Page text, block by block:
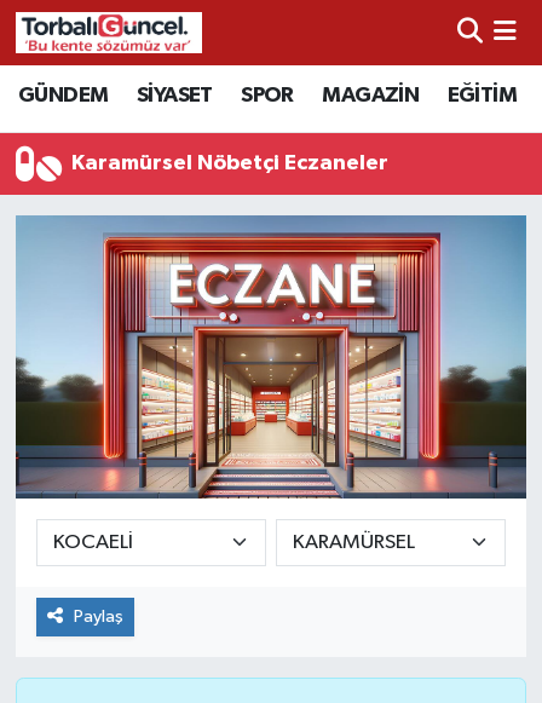
GÜNDEM SİYASET SPOR MAGAZİN EĞİTİM
Karamürsel Nöbetçi Eczaneler
Paylaş
İzmir Nöbetçi Eczaneler
İzmir Hava Durumu
İzmir Namaz Vakitleri
İzmir Trafik Yoğunluk Haritası
Süper Lig Puan Durumu ve Fikstür
Tüm Manşetler
Son Dakika Haberleri
Haber Arşivi